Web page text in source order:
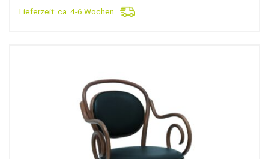
Lieferzeit: ca. 4-6 Wochen